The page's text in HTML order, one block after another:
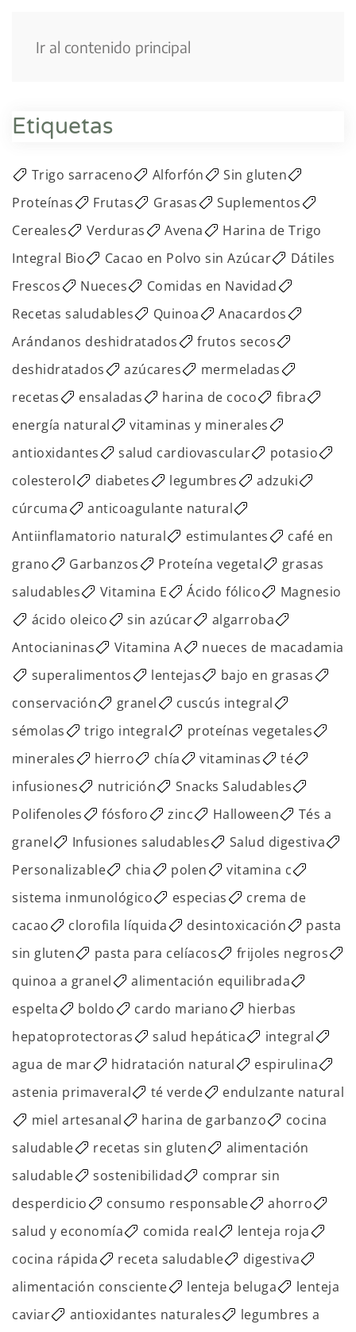
Ir al contenido principal
Etiquetas
Trigo sarraceno Alforfón
Sin gluten
Proteínas
Frutas Grasas
Suplementos
Cereales
Verduras Avena
Harina de Trigo
Integral Bio
Cacao en Polvo sin Azúcar
Dátiles
Frescos
Nueces
Comidas en Navidad
Recetas saludables
Quinoa
Anacardos
Arándanos deshidratados
frutos secos
deshidratados
azúcares
mermeladas
recetas
ensaladas harina de coco
fibra
energía natural
vitaminas y minerales
antioxidantes
salud cardiovascular
potasio
colesterol
diabetes legumbres
adzuki
cúrcuma
anticoagulante natural
Antiinflamatorio natural
estimulantes
café en
grano
Garbanzos Proteína vegetal
grasas
saludables
Vitamina E Ácido fólico
Magnesio
ácido oleico
sin azúcar
algarroba
Antocianinas
Vitamina A
nueces de macadamia
superalimentos
lentejas
bajo en grasas
conservación
granel
cuscús integral
sémolas
trigo integral
proteínas vegetales
minerales
hierro chía vitaminas
té
infusiones
nutrición
Snacks Saludables
Polifenoles
fósforo zinc Halloween
Tés a
granel
Infusiones saludables
Salud digestiva
Personalizable
chia polen
vitamina c
sistema inmunológico
especias
crema de
cacao
clorofila líquida desintoxicación
pasta
sin gluten
pasta para celíacos
frijoles negros
quinoa a granel
alimentación equilibrada
espelta
boldo cardo mariano
hierbas
hepatoprotectoras
salud hepática
integral
agua de mar
hidratación natural
espirulina
astenia primaveral
té verde
endulzante natural
miel artesanal
harina de garbanzo
cocina
saludable
recetas sin gluten
alimentación
saludable
sostenibilidad
comprar sin
desperdicio
consumo responsable
ahorro
salud y economía
comida real
lenteja roja
cocina rápida
receta saludable
digestiva
alimentación consciente
lenteja beluga
lenteja
caviar
antioxidantes naturales
legumbres a